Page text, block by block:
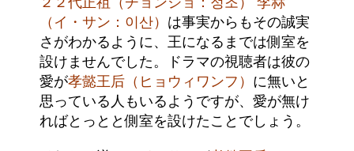
（イ・サン：이산） は事実からもその誠実
さがわかるように、王になるまでは側室を
設けませんでした。ドラマの視聴者は彼の
愛が孝懿王后（ヒョウィワンフ） に無いと
思っている人もいるようですが、愛が無け
ればとっとと側室を設けたことでしょう。